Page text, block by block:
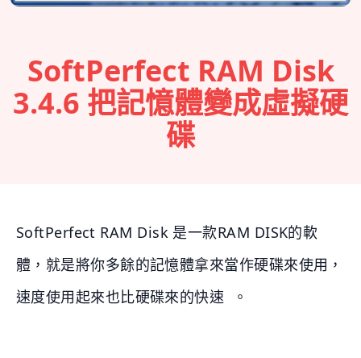
SoftPerfect RAM Disk
3.4.6 把記憶體變成虛擬硬
碟
SoftPerfect RAM Disk 是一款RAM DISK的軟
體，就是將你多餘的記憶體拿來當作硬碟來使用，
速度使用起來也比硬碟來的快速 。